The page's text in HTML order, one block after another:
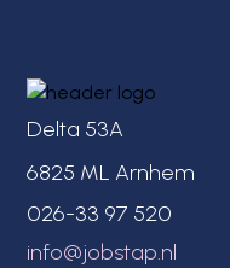
Delta 53A
6825 ML Arnhem
026-33 97 520
info@jobstap.nl